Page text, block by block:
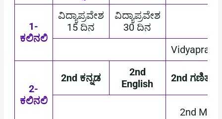
1-
ಕಲಿನಲಿ
ವಿದ್ಯಾಪ್ರವೇಶ
15 ದಿನ
ವಿದ್ಯಾಪ್ರವೇಶ
30 ದಿನ
2-
ಕಲಿನಲಿ
2nd ಕನ್ನಡ
2nd
English
2nd ಗಣಿತ
2nd